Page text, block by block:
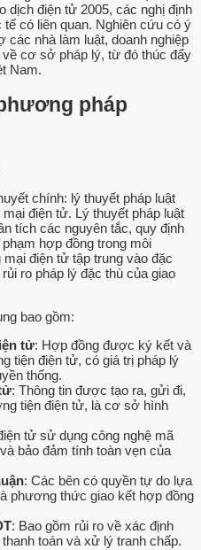
dịch điện tử 2005, các nghị định
có liên quan. Nghiên cứu có ý
các nhà làm luật, doanh nghiệp
cơ sở pháp lý, từ đó thúc đẩy
Nam.
pháp
chính: lý thuyết pháp luật
điện tử. Lý thuyết pháp luật
tích các nguyên tắc, quy định
hợp đồng trong môi
điện tử tập trung vào đặc
ro pháp lý đặc thù của giao
bao gồm:
tử: Hợp đồng được ký kết và
tiện điện tử, có giá trị pháp lý
thống.
: Thông tin được tạo ra, gửi đi,
tiện điện tử, là cơ sở hình
tử sử dụng công nghệ mã
bảo đảm tính toàn vẹn của
: Các bên có quyền tự do lựa
phương thức giao kết hợp đồng
: Bao gồm rủi ro về xác định
toán và xử lý tranh chấp.